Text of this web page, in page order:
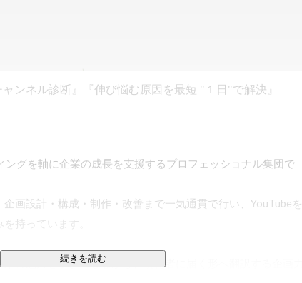
ンネル診断』 『伸び悩む原因を最短 "１日"で解決』
ングを軸に企業の成長を支援するプロフェッショナル集団で
画設計・構成・制作・改善まで一気通貫で行い、YouTubeを
持っています。
来の魅力を引き出しながら、視聴者に届く形へ翻訳する企画力
続きを読む